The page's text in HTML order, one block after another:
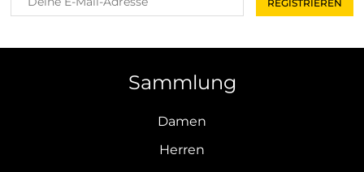
Sammlung
Damen
Herren